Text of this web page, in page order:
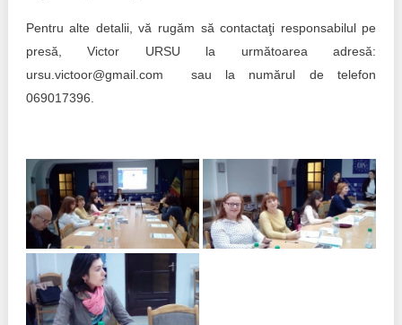
Pentru alte detalii, vă rugăm să contactaţi responsabilul pe
presă, Victor URSU la următoarea adresă:
ursu.victoor@gmail.com sau la numărul de telefon
069017396.